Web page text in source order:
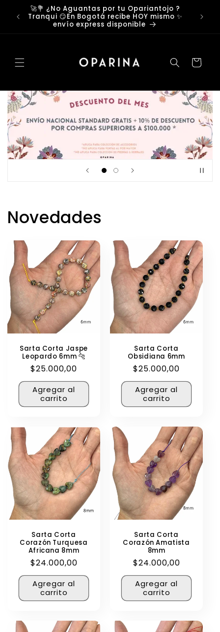
directamente
al contenido
🚀💐 ¿No Aguantas por tu Opariantojo ?
Tranqui 😏En Bogotá recibe HOY mismo ✨
envío express disponible
dias
Carrito
Novedades
Sarta Corta Jaspe
Leopardo 6mm 🐆
Precio
habitual
$25.000,00
Agregar al
carrito
Sarta Corta
Obsidiana 6mm
Precio
habitual
$25.000,00
Agregar al
carrito
Sarta Corta
Corazón Turquesa
Africana 8mm
Precio
habitual
$24.000,00
Agregar al
carrito
Sarta Corta
Corazón Amatista
8mm
Precio
habitual
$24.000,00
Agregar al
carrito